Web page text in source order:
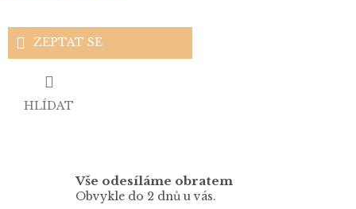
ZEPTAT SE
HLÍDAT
Vše odesíláme obratem
Obvykle do 2 dnů u vás.